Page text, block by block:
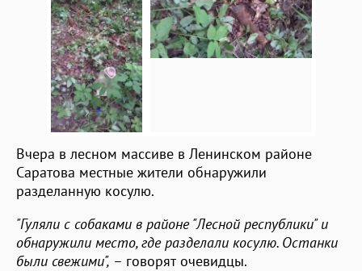
Вчера в лесном массиве в Ленинском районе
Саратова местные жители обнаружили
разделанную косулю.
"Гуляли с собаками в районе "Лесной республики" и
обнаружили место, где разделали косулю. Останки
были свежими", – говорят очевидцы.